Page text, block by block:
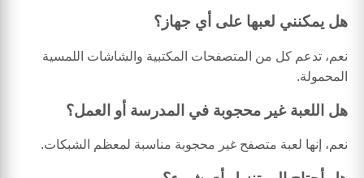
هل يمكنني لعبها على أي جهاز؟
نعم، تدعم كل من المتصفحات المكتبية والشاشات اللمسية
المحمولة.
هل اللعبة غير محجوبة في المدرسة أو العمل؟
نعم، إنها لعبة متصفح غير محجوبة مناسبة لمعظم الشبكات.